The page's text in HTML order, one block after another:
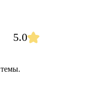
5.0